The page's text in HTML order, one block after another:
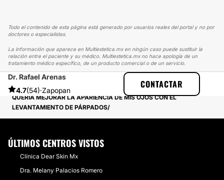
Todo el contenido de esta página está generado por usuarios reales del portal y no por
doctores o especialistas.
La información que aparece en Multiestetica.mx en ningún caso puede sustituir la
relación entre el paciente y su médico. Multiestetica.mx no hace apología de un
tratamiento médico específico, de un producto comercial o de un servicio.
Dr. Rafael Arenas
4.7(54)·Zapopan
CONTACTAR
MULTIESTETICA
EXPERIENCIAS
EXPERIENCIAS SOBRE BLEFAROPLASTIA
QUERIA MEJORAR LA APARIENCIA DE MIS OJOS CON EL
LEVANTAMIENTO DE PÁRPADOS
ÚLTIMOS CENTROS VISTOS
Clínica Dear Skin Mx
Dra. Melany Palacios Romero